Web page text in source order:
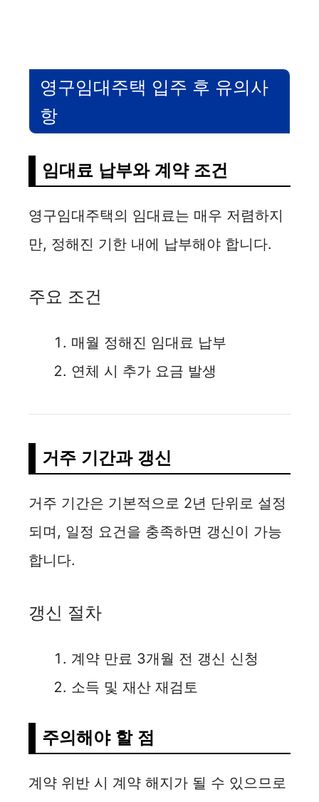
영구임대주택 입주 후 유의사
항
임대료 납부와 계약 조건
영구임대주택의 임대료는 매우 저렴하지
만, 정해진 기한 내에 납부해야 합니다.
주요 조건
매월 정해진 임대료 납부
연체 시 추가 요금 발생
거주 기간과 갱신
거주 기간은 기본적으로 2년 단위로 설정
되며, 일정 요건을 충족하면 갱신이 가능
합니다.
갱신 절차
계약 만료 3개월 전 갱신 신청
소득 및 재산 재검토
주의해야 할 점
계약 위반 시 계약 해지가 될 수 있으므로